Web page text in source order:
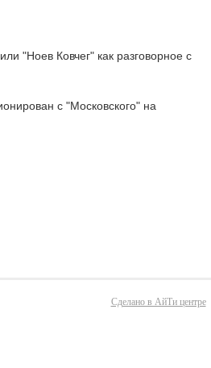
"Ноев Ковчег" как разговорное с
с "Московского" на
Сделано в АйТи центре